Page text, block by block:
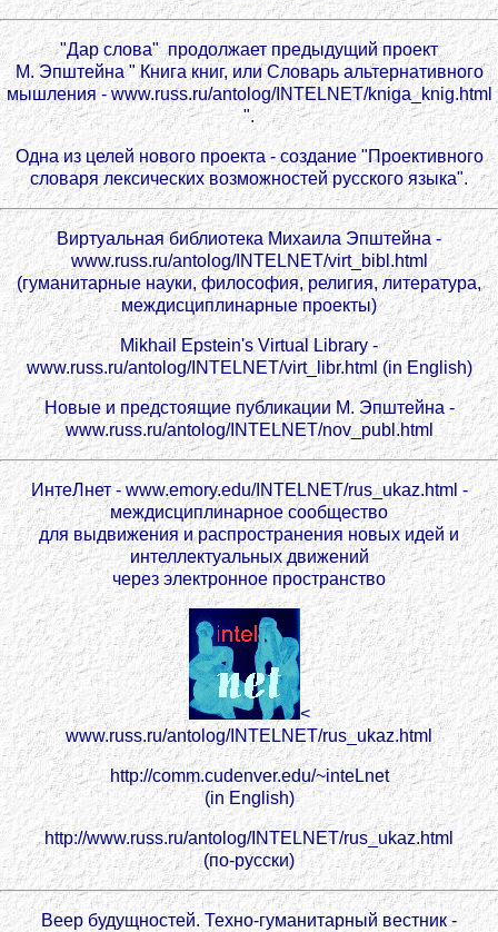
"Дар слова" продолжает предыдущий проект
М. Эпштейна " Книга книг, или Словарь альтернативного
мышления - www.russ.ru/antolog/INTELNET/kniga_knig.html
".
Одна из целей нового проекта - создание "Проективного
словаря лексических возможностей русского языка".
Виртуальная библиотека Михаила Эпштейна -
www.russ.ru/antolog/INTELNET/virt_bibl.html
(гуманитарные науки, философия, религия, литература,
междисциплинарные проекты)
Mikhail Epstein's Virtual Library -
www.russ.ru/antolog/INTELNET/virt_libr.html (in English)
Новые и предстоящие публикации М. Эпштейна -
www.russ.ru/antolog/INTELNET/nov_publ.html
ИнтеЛнет - www.emory.edu/INTELNET/rus_ukaz.html -
междисциплинарное сообщество
для выдвижения и распространения новых идей и
интеллектуальных движений
через электронное пространство
<
www.russ.ru/antolog/INTELNET/rus_ukaz.html
http://comm.cudenver.edu/~inteLnet
(in English)
http://www.russ.ru/antolog/INTELNET/rus_ukaz.html
(по-русски)
Веер будущностей. Техно-гуманитарный вестник -